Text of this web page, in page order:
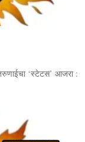
‘स्टेटस’ आजरा :